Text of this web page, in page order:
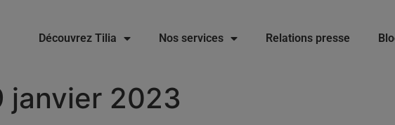
Découvrez Tilia Nos services Relations presse
janvier 2023